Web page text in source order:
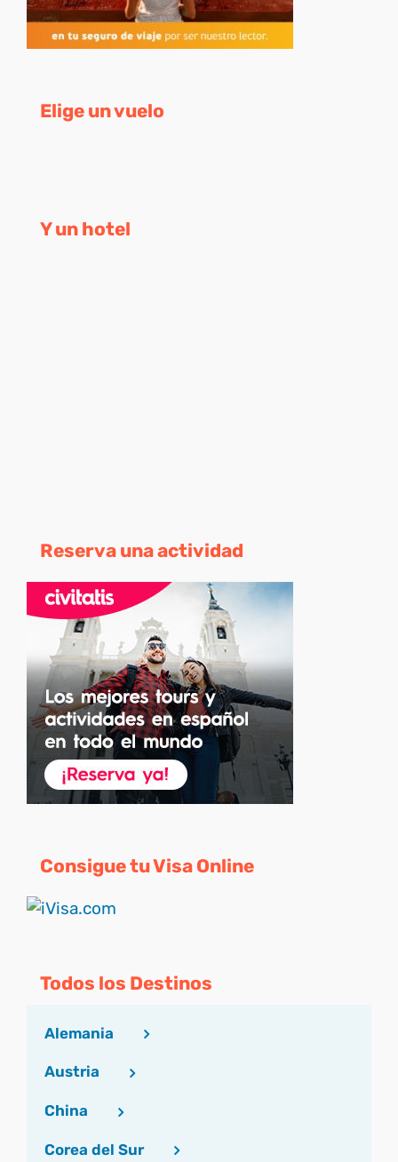
Elige un vuelo
Y un hotel
Reserva una actividad
Consigue tu Visa Online
Todos los Destinos
Alemania
Austria
China
Corea del Sur